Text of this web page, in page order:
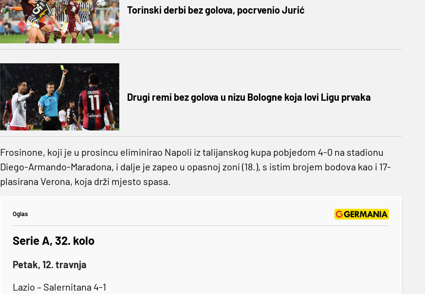
Torinski derbi bez golova, pocrvenio Jurić
Drugi remi bez golova u nizu Bologne koja lovi Ligu prvaka
Frosinone, koji je u prosincu eliminirao Napoli iz talijanskog kupa pobjedom 4-0 na stadionu
Diego-Armando-Maradona, i dalje je zapeo u opasnoj zoni (18.), s istim brojem bodova kao i 17-
plasirana Verona, koja drži mjesto spasa.
Oglas
Serie A, 32. kolo
Petak, 12. travnja
Lazio – Salernitana 4-1